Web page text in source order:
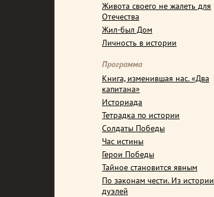
Живота своего не жалеть для
Отечества
Жил-был Дом
Личность в истории
Программа
Книга, изменившая нас. «Два
капитана»
Историада
Тетрадка по истории
Солдаты Победы
Час истины
Герои Победы
Тайное становится явным
По законам чести. Из истории
дуэлей